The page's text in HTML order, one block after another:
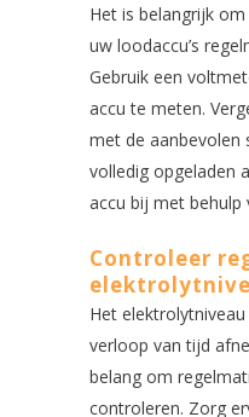
Het is belangrijk
uw loodaccu’s
Gebruik een
accu te meten.
met de aanbevolen
volledig opgeladen
accu bij met behulp
Controleer
Het
verloop van tijd
belang om
controleren. Zorg